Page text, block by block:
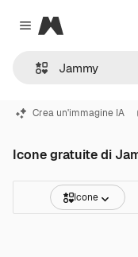
Close menu
Magnific
Crea un'immagine IA
Icone gratuite di
Icone